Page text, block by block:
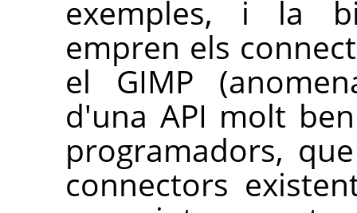
exemples, i la
empren els
el GIMP
d'una API molt
programadors,
connectors